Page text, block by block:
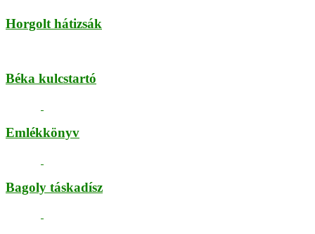
Horgolt hátizsák
Béka kulcstartó
Emlékkönyv
Bagoly táskadísz